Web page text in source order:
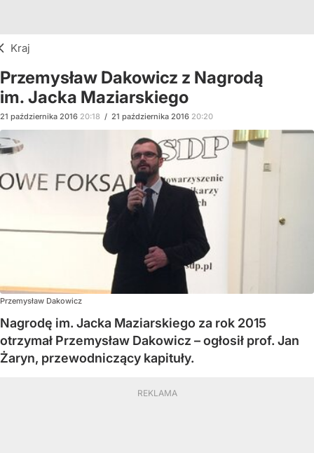
Kraj
Przemysław Dakowicz z Nagrodą
im. Jacka Maziarskiego
21 października 2016 20:18 / 21 października 2016 20:20
Przemysław Dakowicz
Nagrodę im. Jacka Maziarskiego za rok 2015
otrzymał Przemysław Dakowicz – ogłosił prof. Jan
Żaryn, przewodniczący kapituły.